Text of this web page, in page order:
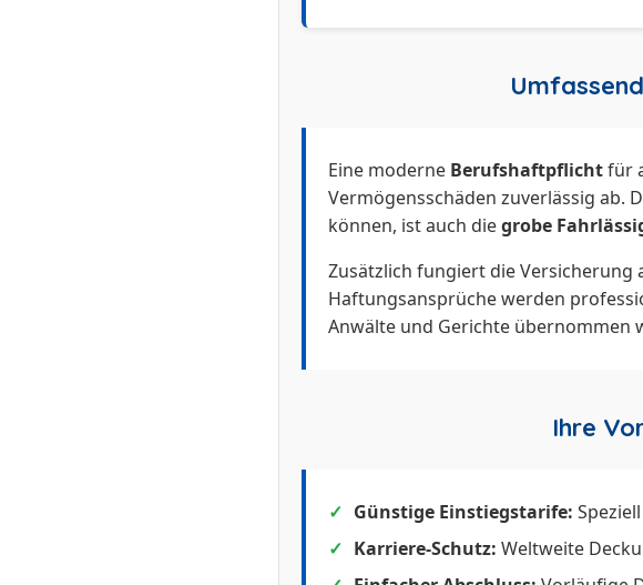
Versicherung eingeschlossen
Eine moderne Berufshaftpflichtfür
Vermögensschäden zuverlässig ab.
können, ist auch diegrobe
Zusätzlich fungiert die Versicherung
Haftungsansprüche werden
Anwälte und Gerichte übernommen
Ihre
Günstige Einstiegstarife:
Karriere-Schutz: Weltweite